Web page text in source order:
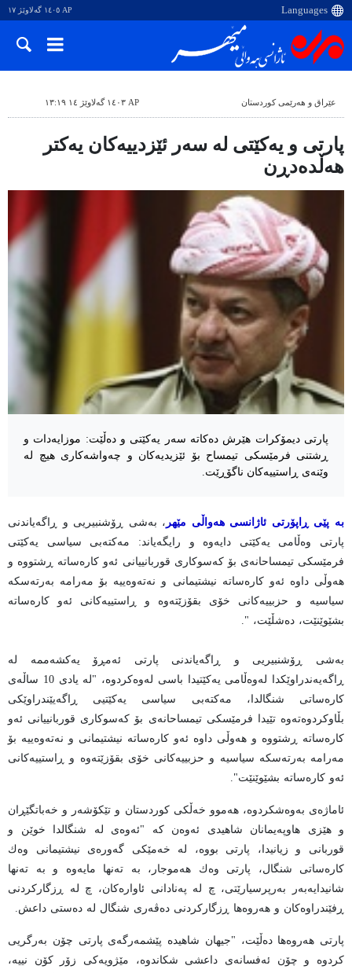
AP ١٤٠٥ گەلاوێژ ١٧
عێراق و هەرێمی کوردستان AP ١٤٠٣ گەلاوێژ ١٤ ١٣:١٩
پارتی و یەکێتی لە سەر ئێزدییەکان یەکتر
هەڵدەدڕن
پارتی دیمۆکرات هێرش دەکاتە سەر یەکێتی و دەڵێت: موزایەدات و
ڕشتنی فرمێسكی تیمساح بۆ ئێزیدیەكان و چەواشەكاری هیچ لە
وێنەی ڕاستییەكان ناگۆڕێت.
بە پێی ڕاپۆرتی ئاژانسی هەواڵی مێهر ، بەشی ڕۆشنبیریی و ڕاگەیاندنی
پارتی وه‌ڵامی یه‌كێتی دایه‌وه‌ و رایگه‌یاند: مه‌كته‌بی سیاسی یه‌كێتی
فرمێسكی تیمساحانەی بۆ كەسوكاری قوربانییانی ئەو كارەساتە ڕشتووە و
هەوڵی داوە ئەو كارەساتە نیشتیمانی و نەتەوەییە بۆ مەرامە بەرتەسكە
سیاسیە و حزبییەكانی خۆی بقۆزێتەوە و ڕاستییەكانی ئەو كارەساتە
بشێوێنێت، ده‌شڵێت، ".
بەشی ڕۆشنبیریی و ڕاگەیاندنی پارتی ئه‌مڕۆ یه‌كشه‌ممه‌ لە
ڕاگەیەندراوێکدا له‌وه‌ڵامی یه‌كێتیدا باسی له‌وه‌كردوه‌، "لە یادی 10 ساڵەی
كارەساتی شنگالدا، مەكتەبی سیاسی یەكێتیی ڕاگەیێندراوێکی
بڵاوكردوەتەوە تێیدا فرمێسكی تیمساحانەی بۆ كەسوكاری قوربانییانی ئەو
كارەساتە ڕشتووە و هەوڵی داوە ئەو كارەساتە نیشتیمانی و نەتەوەییە بۆ
مەرامە بەرتەسكە سیاسیە و حزبییەكانی خۆی بقۆزێتەوە و ڕاستییەكانی
ئەو كارەساتە بشێوێنێت".
ئاماژه‌ی به‌وه‌شكردوه‌، هەموو خەڵكی كوردستان و تێكۆشەر و خەباتگێڕان
و هێزی هاوپەیمانان شاهیدی ئەوەن كە "ئەوەی لە شنگالدا خوێن و
قوربانی و زیانیدا، پارتی بووە، لە خەمێکی گەورەی نیشتیمانی وەك
كارەساتی شنگال، پارتی وەك هەموجار، بە تەنها مایەوە و بە تەنها
شانیدایەبەر بەرپرسیارێتی، چ لە پەنادانی ئاوارەكان، چ لە ڕزگاركردنی
ڕفێندراوەكان و هەروەها ڕزگاركردنی دەڤەری شنگال لە دەستی داعش.
پارتی هه‌روه‌ها ده‌ڵێت، "جیهان شاهیدە پێشمەرگەی پارتی چۆن بەرگریی
کردوە و چۆن ئەفسانەی داعشی شکاندوە، مێژویەکی زۆر کۆن نییە،